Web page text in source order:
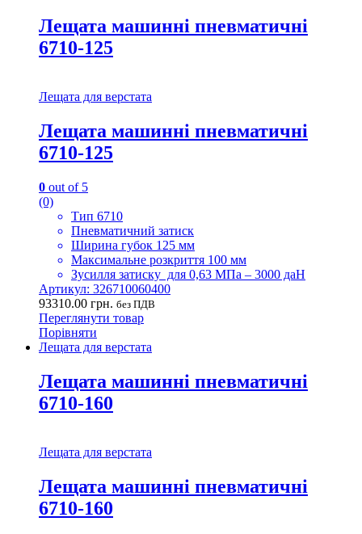
Лещата машинні пневматичні
6710-125
Лещата для верстата
Лещата машинні пневматичні
6710-125
0 out of 5
(0)
Тип 6710
Пневматичний затиск
Ширина губок 125 мм
Максимальне розкриття 100 мм
Зусилля затиску для 0,63 МПа – 3000 даН
Артикул: 326710060400
93310.00 грн. без ПДВ
Переглянути товар
Порівняти
Лещата для верстата
Лещата машинні пневматичні
6710-160
Лещата для верстата
Лещата машинні пневматичні
6710-160